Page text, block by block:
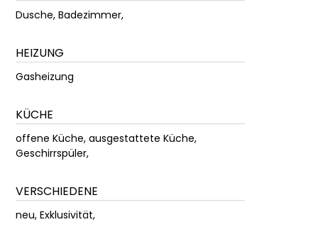
Dusche, Badezimmer,
HEIZUNG
Gasheizung
KÜCHE
offene Küche, ausgestattete Küche,
Geschirrspüler,
VERSCHIEDENE
neu, Exklusivität,